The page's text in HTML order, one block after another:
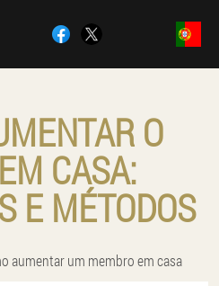
O
CASA:
E MÉTODOS
aumentar um membro em casa